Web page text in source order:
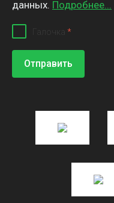
данных. Подробнее...
Галочка *
Отправить